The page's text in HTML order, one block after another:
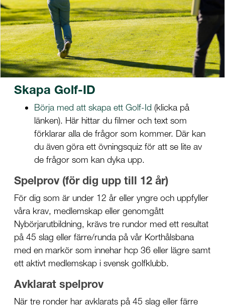
Skapa Golf-ID
Börja med att skapa ett Golf-Id (klicka på
länken). Här hittar du filmer och text som
förklarar alla de frågor som kommer. Där kan
du även göra ett övningsquiz för att se lite av
de frågor som kan dyka upp.
Spelprov (för dig upp till 12 år)
För dig som är under 12 år eller yngre och uppfyller
våra krav, medlemskap eller genomgått
Nybörjarutbildning, krävs tre rundor med ett resultat
på 45 slag eller färre/runda på vår Korthålsbana
med en markör som innehar hcp 36 eller lägre samt
ett aktivt medlemskap i svensk golfklubb.
Avklarat spelprov
När tre ronder har avklarats på 45 slag eller färre